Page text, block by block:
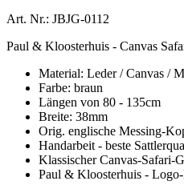
Art. Nr.: JBJG-0112
Paul & Kloosterhuis - Canvas
Material: Leder / Canvas /
Farbe: braun
Längen von 80 - 135cm
Breite: 38mm
Orig. englische Messing-
Handarbeit - beste
Klassischer Canvas-Safari-
Paul & Kloosterhuis -